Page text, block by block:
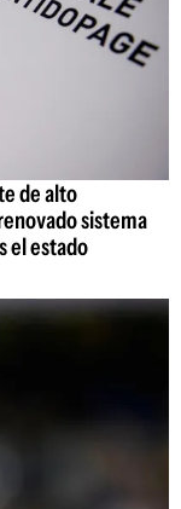
de alto
sistema
el estado